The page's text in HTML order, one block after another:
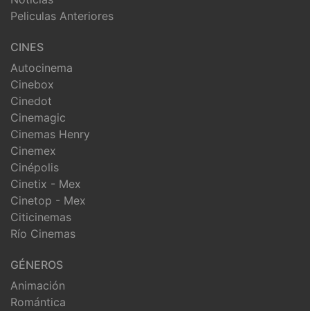
Peliculas Anteriores
CINES
Autocinema
Cinebox
Cinedot
Cinemagic
Cinemas Henry
Cinemex
Cinépolis
Cinetix - Mex
Cinetop - Mex
Citicinemas
Río Cinemas
GÉNEROS
Animación
Romántica